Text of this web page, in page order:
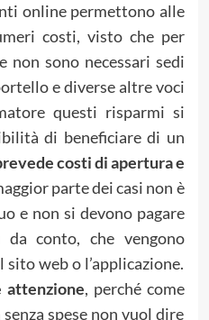
online permettono alle
costi, visto che per
non sono necessari sedi
e diverse altre voci
questi risparmi si
di beneficiare di un
costi di apertura e
parte dei casi non è
e non si devono pagare
da conto, che vengono
web o l’applicazione.
attenzione, perché come
spese non vuol dire